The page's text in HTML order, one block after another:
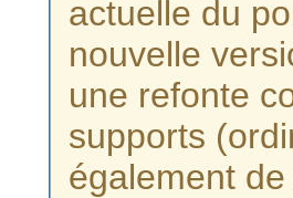
actuelle du
nouvelle
une refonte
supports
également